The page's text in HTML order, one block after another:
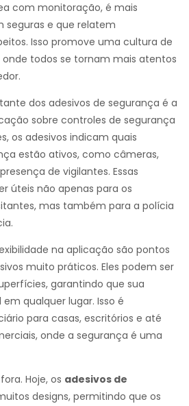
com monitoração, é mais
seguras e que relatem
Isso promove uma cultura de
todos se tornam mais atentos
dos adesivos de segurança é a
sobre controles de segurança
os adesivos indicam quais
estão ativos, como câmeras,
de vigilantes. Essas
úteis não apenas para os
mas também para a polícia
na aplicação são pontos
muito práticos. Eles podem ser
garantindo que sua
qualquer lugar. Isso é
para casas, escritórios e até
onde a segurança é uma
Hoje, os adesivos de
designs, permitindo que os